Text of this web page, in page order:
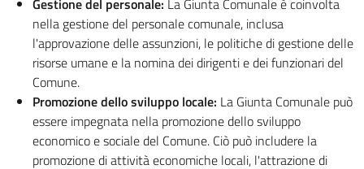
Gestione del personale: La Giunta Comunale è coinvolta
nella gestione del personale comunale, inclusa
l'approvazione delle assunzioni, le politiche di gestione delle
risorse umane e la nomina dei dirigenti e dei funzionari del
Comune.
Promozione dello sviluppo locale: La Giunta Comunale può
essere impegnata nella promozione dello sviluppo
economico e sociale del Comune. Ciò può includere la
promozione di attività economiche locali, l'attrazione di